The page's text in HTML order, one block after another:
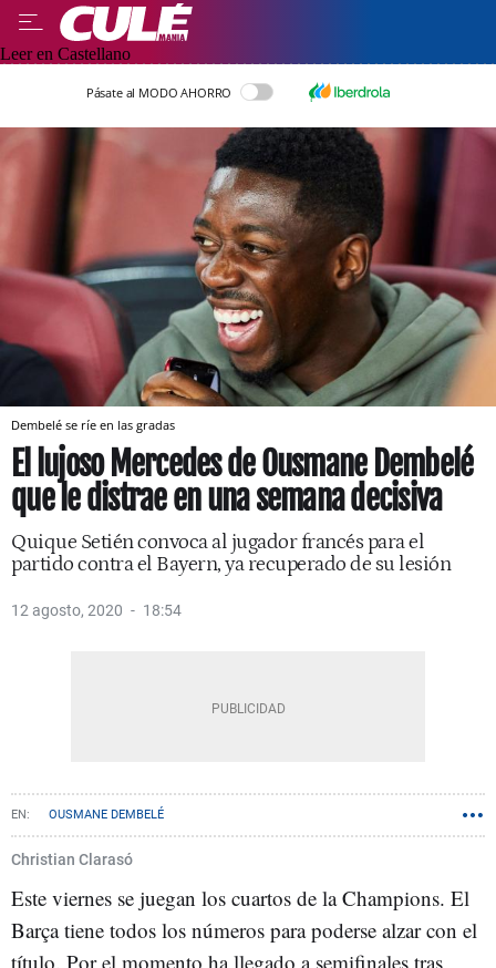
Leer en Castellano
Pásate al MODO AHORRO
Dembelé se ríe en las gradas
El lujoso Mercedes de Ousmane Dembelé
que le distrae en una semana decisiva
Quique Setién convoca al jugador francés para el
partido contra el Bayern, ya recuperado de su lesión
12 agosto, 2020 18:54
OUSMANE DEMBELÉ
Christian Clarasó
Este viernes se juegan los cuartos de la Champions. El
Barça tiene todos los números para poderse alzar con el
título. Por el momento ha llegado a semifinales tras